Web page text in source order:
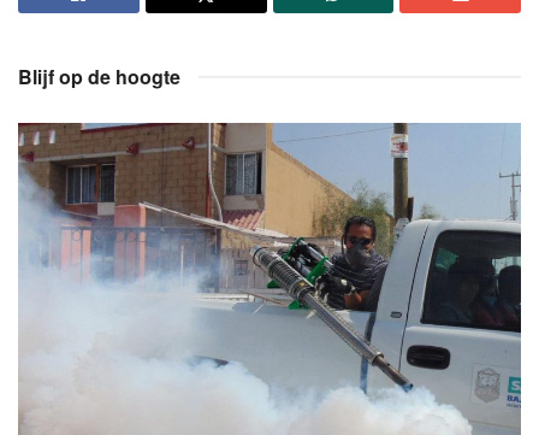
Blijf op de hoogte